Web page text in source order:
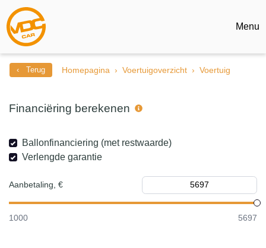
Menu
‹ Terug Homepagina Voertuigoverzicht Voertuig
Financiëring berekenen
Ballonfinanciering (met restwaarde)
Verlengde garantie
Aanbetaling, €
1000 5697